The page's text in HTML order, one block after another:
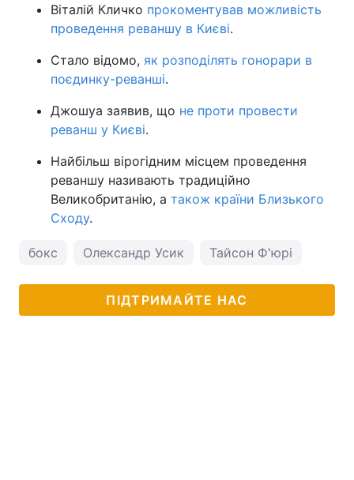
Віталій Кличко прокоментував можливість
проведення реваншу в Києві.
Стало відомо, як розподілять гонорари в
поєдинку-реванші.
Джошуа заявив, що не проти провести
реванш у Києві.
Найбільш вірогідним місцем проведення
реваншу називають традиційно
Великобританію, а також країни Близького
Сходу.
бокс Олександр Усик Тайсон Ф'юрі
ПІДТРИМАЙТЕ НАС